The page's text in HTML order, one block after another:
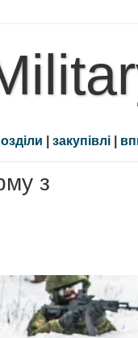
| закупівлі |
з